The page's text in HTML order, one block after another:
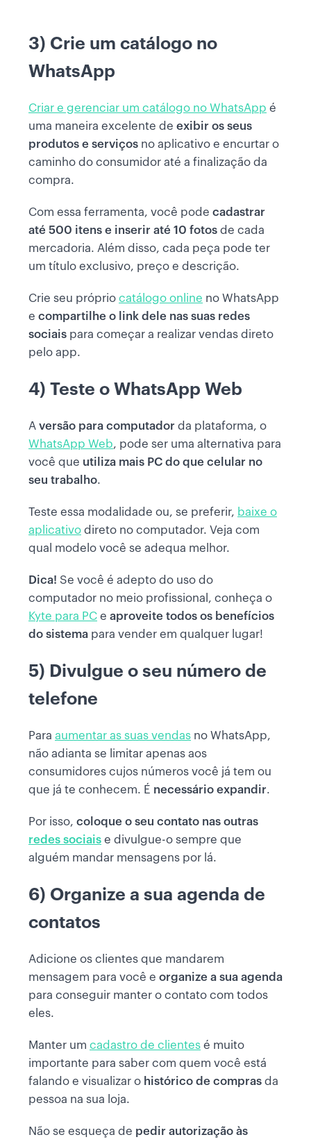
3) Crie um catálogo no
WhatsApp
Criar e gerenciar um catálogo no WhatsApp é
uma maneira excelente de exibir os seus
produtos e serviços no aplicativo e encurtar o
caminho do consumidor até a finalização da
compra.
Com essa ferramenta, você pode cadastrar
até 500 itens e inserir até 10 fotos de cada
mercadoria. Além disso, cada peça pode ter
um título exclusivo, preço e descrição.
Crie seu próprio catálogo online no WhatsApp
e compartilhe o link dele nas suas redes
sociais para começar a realizar vendas direto
pelo app.
4) Teste o WhatsApp Web
A versão para computador da plataforma, o
WhatsApp Web, pode ser uma alternativa para
você que utiliza mais PC do que celular no
seu trabalho.
Teste essa modalidade ou, se preferir, baixe o
aplicativo direto no computador. Veja com
qual modelo você se adequa melhor.
Dica! Se você é adepto do uso do
computador no meio profissional, conheça o
Kyte para PC e aproveite todos os benefícios
do sistema para vender em qualquer lugar!
5) Divulgue o seu número de
telefone
Para aumentar as suas vendas no WhatsApp,
não adianta se limitar apenas aos
consumidores cujos números você já tem ou
que já te conhecem. É necessário expandir.
Por isso, coloque o seu contato nas outras
redes sociais e divulgue-o sempre que
alguém mandar mensagens por lá.
6) Organize a sua agenda de
contatos
Adicione os clientes que mandarem
mensagem para você e organize a sua agenda
para conseguir manter o contato com todos
eles.
Manter um cadastro de clientes é muito
importante para saber com quem você está
falando e visualizar o histórico de compras da
pessoa na sua loja.
Não se esqueça de pedir autorização às